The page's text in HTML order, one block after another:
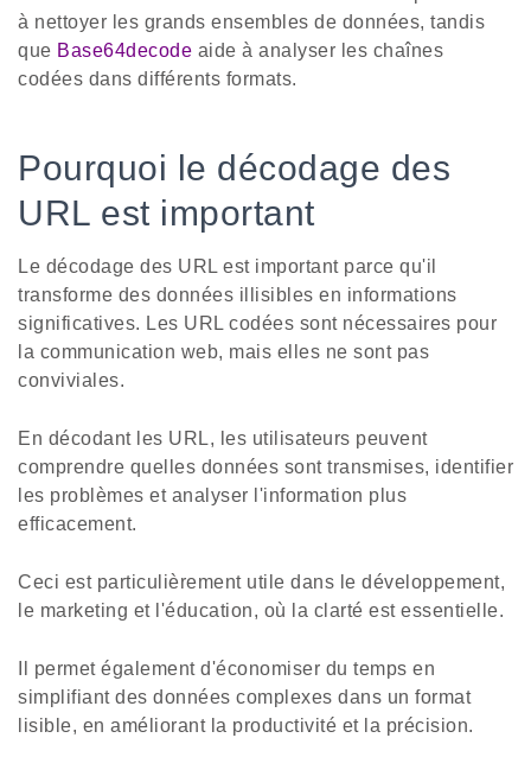
à nettoyer les grands ensembles de données, tandis
que Base64decode aide à analyser les chaînes
codées dans différents formats.
Pourquoi le décodage des
URL est important
Le décodage des URL est important parce qu'il
transforme des données illisibles en informations
significatives. Les URL codées sont nécessaires pour
la communication web, mais elles ne sont pas
conviviales.
En décodant les URL, les utilisateurs peuvent
comprendre quelles données sont transmises, identifier
les problèmes et analyser l'information plus
efficacement.
Ceci est particulièrement utile dans le développement,
le marketing et l'éducation, où la clarté est essentielle.
Il permet également d'économiser du temps en
simplifiant des données complexes dans un format
lisible, en améliorant la productivité et la précision.